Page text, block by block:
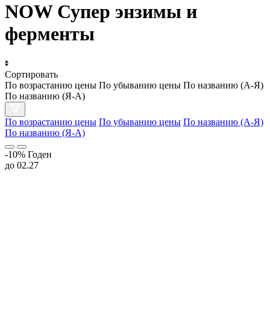
NOW Супер энзимы и
ферменты
Сортировать
По возрастанию цены По убыванию цены По названию (А-Я)
По названию (Я-А)
По возрастанию цены По убыванию цены По названию (А-Я)
По названию (Я-А)
-10% Годен
до 02.27